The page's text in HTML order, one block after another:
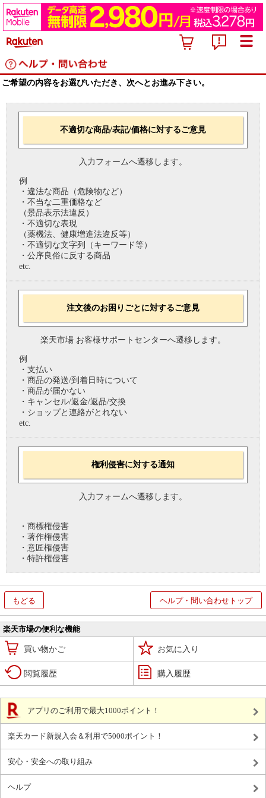
ご希望の内容をお選びいただき、次へとお進み下さい。
不適切な商品/表記/価格に対するご意見
入力フォームへ遷移します。
例
・違法な商品（危険物など）
・不当な二重価格など
（景品表示法違反）
・不適切な表現
（薬機法、健康増進法違反等）
・不適切な文字列（キーワード等）
・公序良俗に反する商品
etc.
注文後のお困りごとに対するご意見
楽天市場 お客様サポートセンターへ遷移します。
例
・支払い
・商品の発送/到着日時について
・商品が届かない
・キャンセル/返金/返品/交換
・ショップと連絡がとれない
etc.
権利侵害に対する通知
入力フォームへ遷移します。
・商標権侵害
・著作権侵害
・意匠権侵害
・特許権侵害
もどる ヘルプ・問い合わせトップ
楽天市場の便利な機能
買い物かご お気に入り
閲覧履歴 購入履歴
アプリのご利用で最大1000ポイント！
楽天カード新規入会＆利用で5000ポイント！
安心・安全への取り組み
ヘルプ